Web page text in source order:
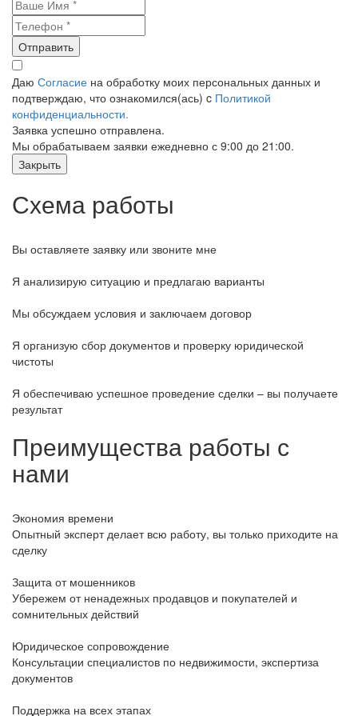
Отправить
Даю Согласие на обработку моих персональных данных и
подтверждаю, что ознакомился(ась) c Политикой
конфиденциальности.
Заявка успешно отправлена.
Мы обрабатываем заявки ежедневно с 9:00 до 21:00.
Закрыть
Схема работы
Вы оставляете заявку или звоните мне
Я анализирую ситуацию и предлагаю варианты
Мы обсуждаем условия и заключаем договор
Я организую сбор документов и проверку юридической
чистоты
Я обеспечиваю успешное проведение сделки – вы получаете
результат
Преимущества работы с
нами
Экономия времени
Опытный эксперт делает всю работу, вы только приходите на
сделку
Защита от мошенников
Убережем от ненадежных продавцов и покупателей и
сомнительных действий
Юридическое сопровождение
Консультации специалистов по недвижимости, экспертиза
документов
Поддержка на всех этапах